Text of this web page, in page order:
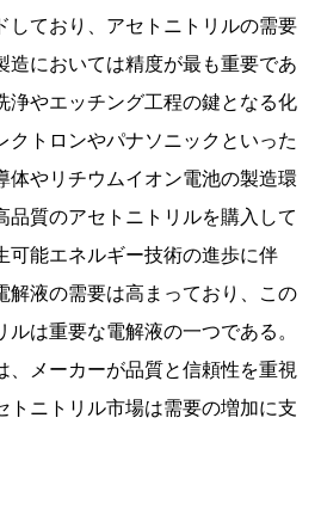
しており、アセトニトリルの需要
造においては精度が最も重要であ
浄やエッチング工程の鍵となる化
クトロンやパナソニックといった
体やリチウムイオン電池の製造環
品質のアセトニトリルを購入して
可能エネルギー技術の進歩に伴
解液の需要は高まっており、この
は重要な電解液の一つである。
、メーカーが品質と信頼性を重視
トニトリル市場は需要の増加に支